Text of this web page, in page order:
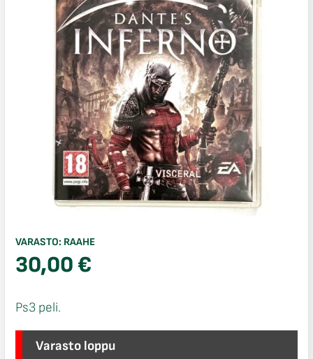
VARASTO: RAAHE
30,00€
Ps3 peli.
Varasto loppu